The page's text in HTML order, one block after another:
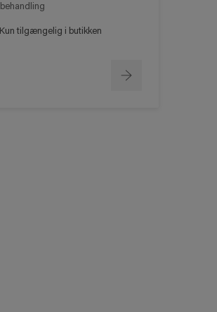
behandling
Kun tilgængelig i butikken